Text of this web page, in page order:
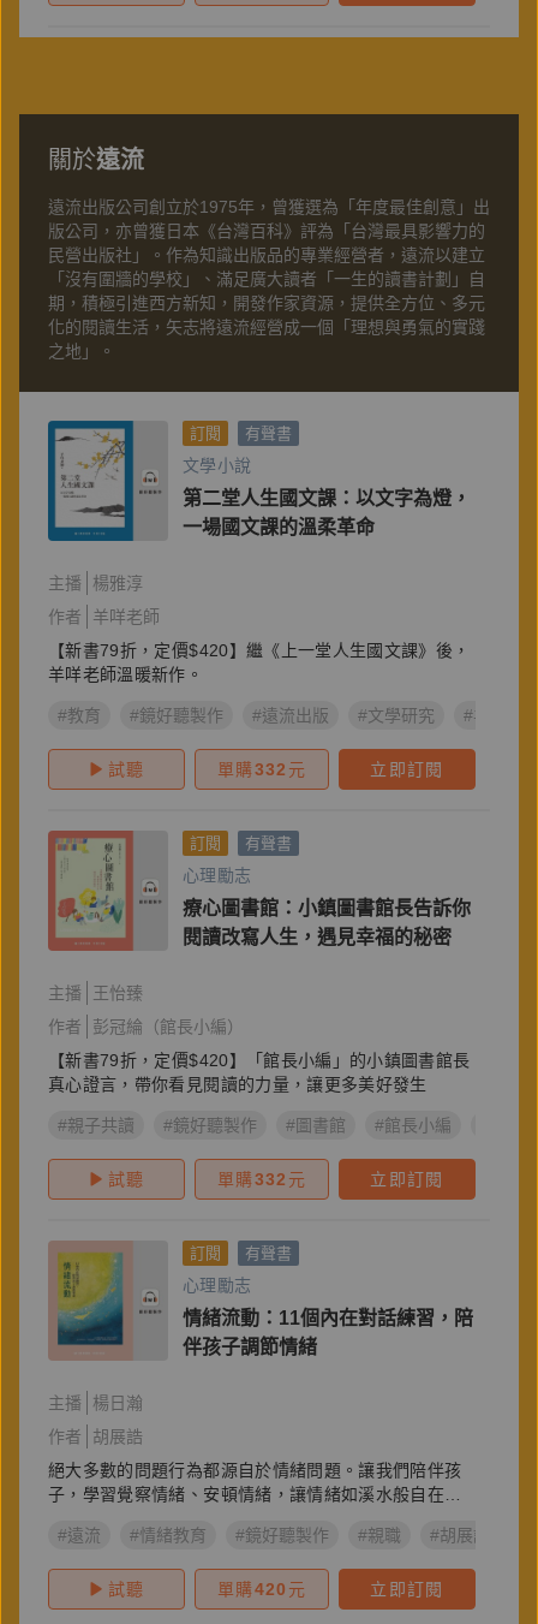
關於遠流
遠流出版公司創立於1975年，曾獲選為「年度最佳創意」出
版公司，亦曾獲日本《台灣百科》評為「台灣最具影響力的
民營出版社」。作為知識出版品的專業經營者，遠流以建立
「沒有圍牆的學校」、滿足廣大讀者「一生的讀書計劃」自
期，積極引進西方新知，開發作家資源，提供全方位、多元
化的閱讀生活，矢志將遠流經營成一個「理想與勇氣的實踐
之地」。
訂閱 有聲書
文學小說
第二堂人生國文課：以文字為燈，
一場國文課的溫柔革命
主播
楊雅淳
作者
羊咩老師
【新書79折，定價$420】繼《上一堂人生國文課》後，
羊咩老師溫暖新作。
#教育 #鏡好聽製作 #遠流出版 #文學研究 #羊咩老
試聽 單購332 元 立即訂閱
訂閱 有聲書
心理勵志
療心圖書館：小鎮圖書館長告訴你
閱讀改寫人生，遇見幸福的秘密
主播
王怡臻
作者
彭冠綸（館長小編）
【新書79折，定價$420】「館長小編」的小鎮圖書館長
真心證言，帶你看見閱讀的力量，讓更多美好發生
#親子共讀 #鏡好聽製作 #圖書館 #館長小編
試聽 單購332 元 立即訂閱
訂閱 有聲書
心理勵志
情緒流動：11個內在對話練習，陪
伴孩子調節情緒
主播
楊日瀚
作者
胡展誥
絕大多數的問題行為都源自於情緒問題。讓我們陪伴孩
子，學習覺察情緒、安頓情緒，讓情緒如溪水般自在流
#遠流
#情緒教育 #鏡好聽製作 #親職 #胡展誥
試聽 單購420 元 立即訂閱